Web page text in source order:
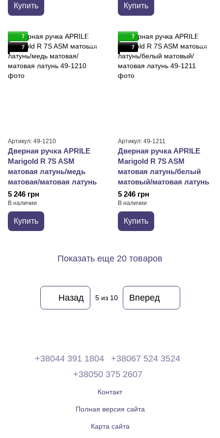
Купить Купить
7
7
Артикул: 49-1210
Дверная ручка APRILE
Marigold R 7S ASM
матовая латунь/медь
матовая/матовая латунь
5 246 грн
В наличии
Купить
7
7
Артикул: 49-1211
Дверная ручка APRILE
Marigold R 7S ASM
матовая латунь/белый
матовый/матовая латунь
5 246 грн
В наличии
Купить
Показать еще 20 товаров
Назад 5из 10 Вперед
+38044 391 1804
+38067 524 3524
+38050 375 2607
Контакт
Полная версия сайта
Карта сайта